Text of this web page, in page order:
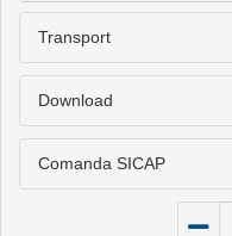
Transport
Download
Comanda SICAP